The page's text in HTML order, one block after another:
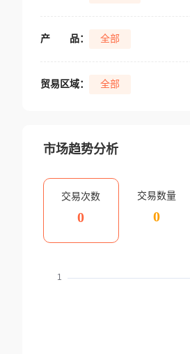
产 品： 全部
贸易区域： 全部
市场趋势分析
交易次数
0
交易数量
0